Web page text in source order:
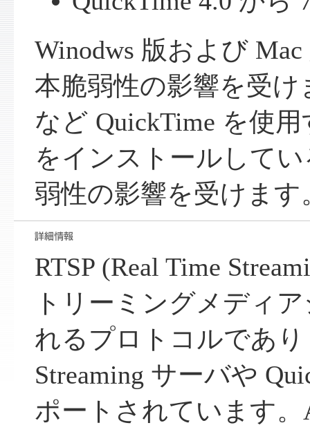
Winodws 版および
本脆弱性の影響を受け
など QuickTime を使
をインストールして
弱性の影響を受けます
RTSP (Real Time
トリーミングメディ
れるプロトコルであり
Streaming サーバや
ポートされています。